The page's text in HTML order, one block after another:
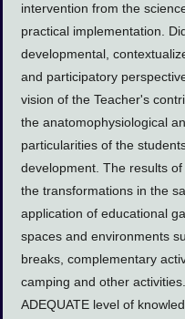
intervention from the
practical implementation.
developmental,
and participatory
vision of the Teacher's
the anatomophysiological
particularities of the
development. The results
the transformations in the
application of educational
spaces and environments
breaks, complementary
camping and other
ADEQUATE level of